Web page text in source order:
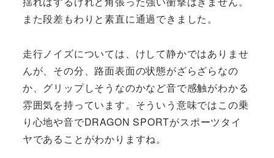
また段差もわりと素直に通過できました。
走行ノイズについては、けして静かではありませ
んが、その分、路面表面の状態がざらざらなの
か、グリップしそうなのかなど音で感触がわかる
雰囲気を持っています。そういう意味ではこの乗
り心地や音でDRAGON SPORTがスポーツタイ
ヤであることがわかりますね。